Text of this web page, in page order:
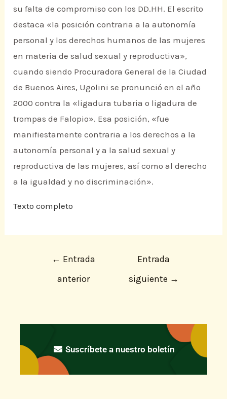
su falta de compromiso con los DD.HH. El escrito
destaca «la posición contraria a la autonomía
personal y los derechos humanos de las mujeres
en materia de salud sexual y reproductiva»,
cuando siendo Procuradora General de la Ciudad
de Buenos Aires, Ugolini se pronunció en el año
2000 contra la «ligadura tubaria o ligadura de
trompas de Falopio». Esa posición, «fue
manifiestamente contraria a los derechos a la
autonomía personal y a la salud sexual y
reproductiva de las mujeres, así como al derecho
a la igualdad y no discriminación».
Texto completo
← Entrada
anterior
Entrada
siguiente →
Suscríbete a nuestro boletín